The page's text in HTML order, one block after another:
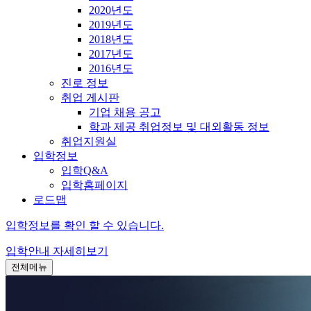
2020년도
2019년도
2018년도
2017년도
2016년도
진로 정보
취업 게시판
기업 채용 공고
학과 제공 취업정보 및 대외활동 정보
취업지원실
입학정보
입학Q&A
입학홈페이지
로드맵
입학정보를 확인 할 수 있습니다.
입학안내 자세히보기
전체메뉴